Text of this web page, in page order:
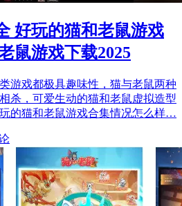
好玩的猫和老鼠游戏
鼠游戏下载2025
游戏都极具趣味性，猫与老鼠两种
杀，可爱生动的猫和老鼠虚拟造型
的猫和老鼠游戏合集情况怎么样…